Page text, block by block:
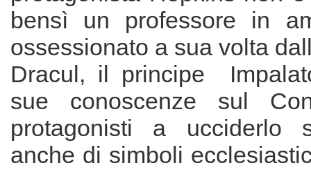
bensì un professore in
ossessionato a sua volta
Dracul, il principe
sue conoscenze sul
protagonisti a ucciderlo
anche di simboli